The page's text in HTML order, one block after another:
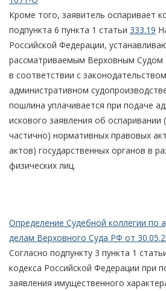
Кроме того, заявитель оспаривает
подпункта 6 пункта 1 статьи 333.19
Российской Федерации,
рассматриваемым Верховным Судом
в соответствии с
административном
пошлина уплачивается при подаче
искового заявления об оспаривании
частично) нормативных правовых
актов) государственных органов в
физических лиц.
Определение Судебной коллегии по
делам Верховного Суда РФ от
Согласно подпункту 3 пункта 1
кодекса Российской Федерации при
заявления имущественного